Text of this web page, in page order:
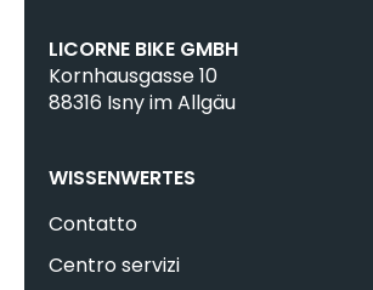
LICORNE BIKE GMBH
Kornhausgasse 10
88316 Isny im Allgäu
WISSENWERTES
Contatto
Centro servizi